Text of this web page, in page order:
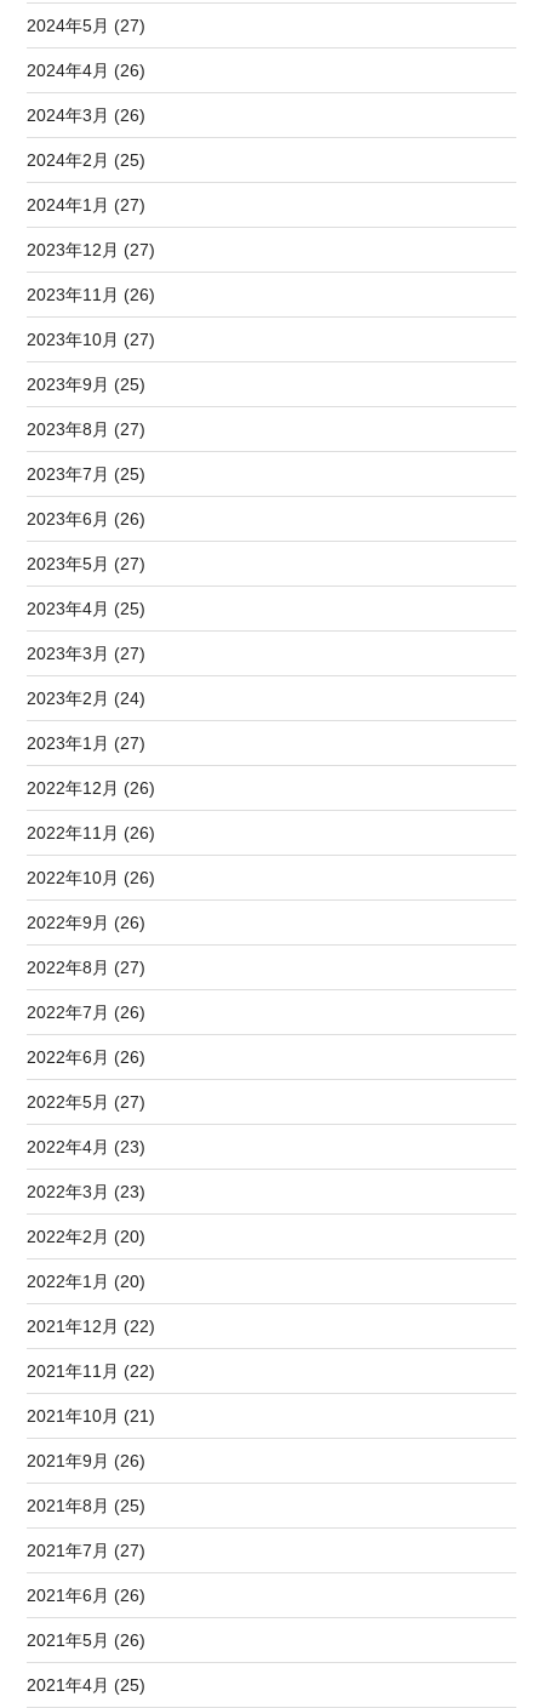
2024年5月 (27)
2024年4月 (26)
2024年3月 (26)
2024年2月 (25)
2024年1月 (27)
2023年12月 (27)
2023年11月 (26)
2023年10月 (27)
2023年9月 (25)
2023年8月 (27)
2023年7月 (25)
2023年6月 (26)
2023年5月 (27)
2023年4月 (25)
2023年3月 (27)
2023年2月 (24)
2023年1月 (27)
2022年12月 (26)
2022年11月 (26)
2022年10月 (26)
2022年9月 (26)
2022年8月 (27)
2022年7月 (26)
2022年6月 (26)
2022年5月 (27)
2022年4月 (23)
2022年3月 (23)
2022年2月 (20)
2022年1月 (20)
2021年12月 (22)
2021年11月 (22)
2021年10月 (21)
2021年9月 (26)
2021年8月 (25)
2021年7月 (27)
2021年6月 (26)
2021年5月 (26)
2021年4月 (25)